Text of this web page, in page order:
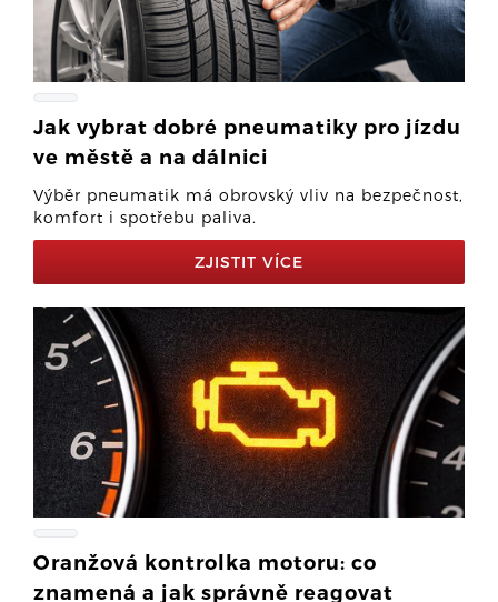
Jak vybrat dobré pneumatiky pro jízdu
ve městě a na dálnici
Výběr pneumatik má obrovský vliv na bezpečnost,
komfort i spotřebu paliva.
ZJISTIT VÍCE
Oranžová kontrolka motoru: co
znamená a jak správně reagovat